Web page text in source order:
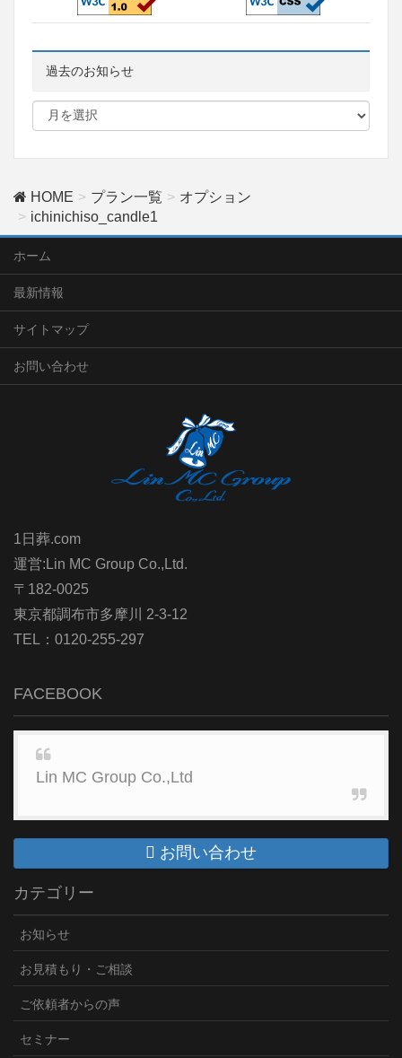
過去のお知らせ
HOME プラン一覧
オプション
ichinichiso_candle1
ホーム
最新情報
サイトマップ
お問い合わせ
1日葬.com
運営:Lin MC Group Co.,Ltd.
〒182-0025
東京都調布市多摩川 2-3-12
TEL：0120-255-297
FACEBOOK
Lin MC Group Co.,Ltd
お問い合わせ
カテゴリー
お知らせ
お見積もり・ご相談
ご依頼者からの声
セミナー